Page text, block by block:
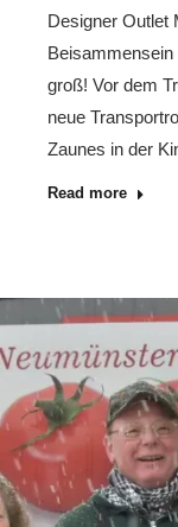
Designer Outlet
groß! Vor dem
neue
Zaunes in der
Read more